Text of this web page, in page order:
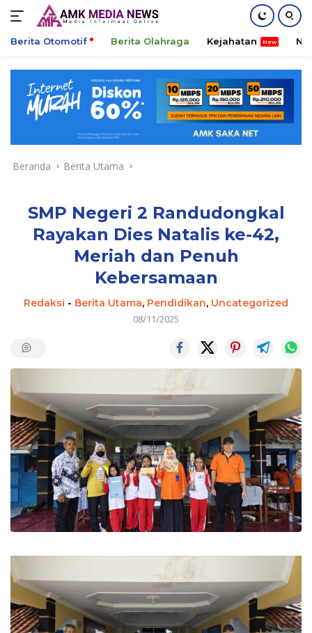
konten
Berita Otomotif Berita Olahraga Kejahatan
Beranda Berita Utama
SMP Negeri 2 Randudongkal
Rayakan Dies Natalis ke-42,
Meriah dan Penuh
Kebersamaan
Redaksi - Berita Utama, Pendidikan, Uncategorized
08/11/2025